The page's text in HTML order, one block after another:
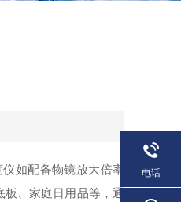
如配备物镜放大倍率
、家庭日用品等，通
电话